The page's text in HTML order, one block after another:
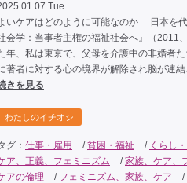
Tue
いケアはどのように可能なのか 日本を
会学：当事者主権の福祉社会へ』（2011
年、私は東京で、父母を介護中の非婚者
著者に対する心の境界が解除され脳が連
きを見る
わたしのイチオシ
グ： 仕事・雇用 /貧困・福祉 / くらし
ア、正義、フェミニズム
/家族、ケア、
アの倫理
/ フェミニズム、家族、ケア /